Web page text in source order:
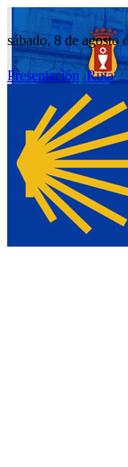
sábado, 8 de agosto
Presentación Ruta